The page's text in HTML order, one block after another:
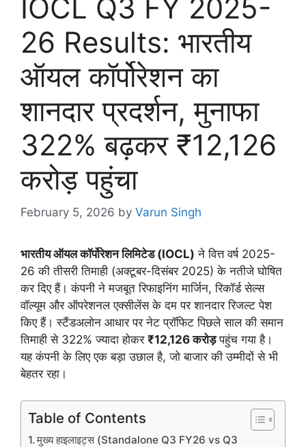
IOCL Q3 FY 2025-
26 Results: भारतीय
ऑयल कॉर्पोरेशन का
शानदार प्रदर्शन, मुनाफा
322% बढ़कर ₹12,126
करोड़ पहुंचा
February 5, 2026 by Varun Singh
भारतीय ऑयल कॉर्पोरेशन लिमिटेड (IOCL) ने वित्त वर्ष 2025-
26 की तीसरी तिमाही (अक्टूबर-दिसंबर 2025) के नतीजे घोषित
कर दिए हैं। कंपनी ने मजबूत रिफाइनिंग मार्जिन, रिकॉर्ड सेल्स
वॉल्यूम और ऑपरेशनल एक्सीलेंस के दम पर शानदार रिजल्ट पेश
किए हैं। स्टैंडअलोन आधार पर नेट प्रॉफिट पिछले साल की समान
तिमाही से 322% ज्यादा होकर ₹12,126 करोड़पहुंच गया है।
यह कंपनी के लिए एक बड़ा उछाल है, जो बाजार की उम्मीदों से भी
बेहतर रहा।
Table of Contents
मुख्य हाइलाइट्स (Standalone Q3 FY26 vs Q3